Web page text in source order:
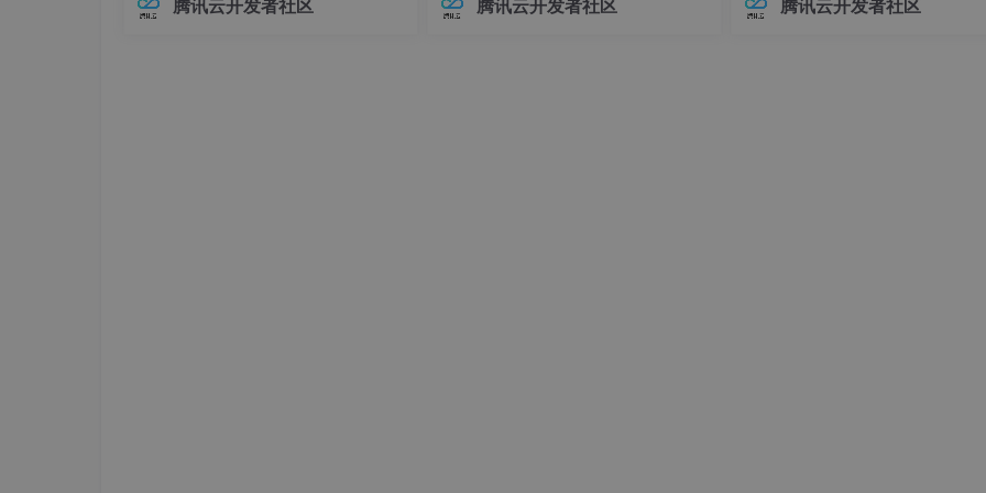
在Elasticsearch中，对象类型（Objec
腾讯云开发者社区
中，连接器版本管理常常让开发者头疼
腾讯云开发者社区
环境前，请确保你的系统满足以下要
腾讯云开发者社区